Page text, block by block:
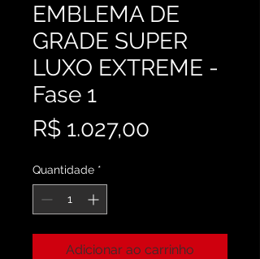
EMBLEMA DE
GRADE SUPER
LUXO EXTREME -
Fase 1
R$ 1.027,00
Quantidade *
Adicionar ao carrinho